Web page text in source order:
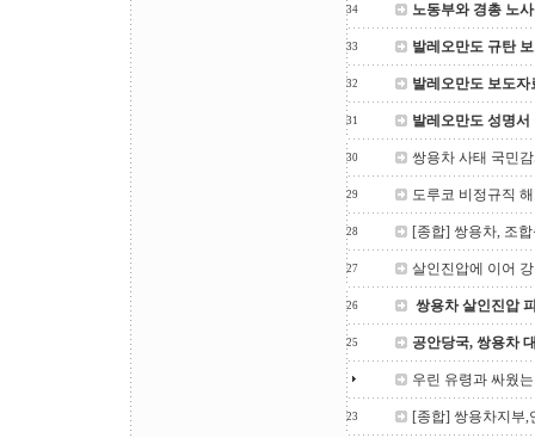
34 노동부와 경총 노
33 발레오만도 규탄
32 발레오만도 보도자
31 발레오만도 성명서
30 쌍용차 사태 국민
29 도루코 비정규직
28 [종합] 쌍용차, 조
27 살인진압에 이어
26 쌍용차 살인진압
25 공안당국, 쌍용차
우린 유령과 싸웠
23 [종합] 쌍용차지부,